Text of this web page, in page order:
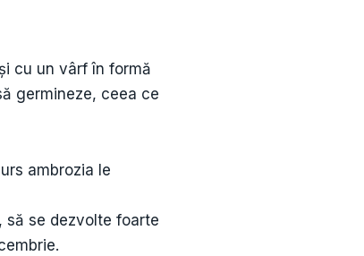
cu un vârf în formă
germineze, ceea ce
ambrozia le
să se dezvolte foarte